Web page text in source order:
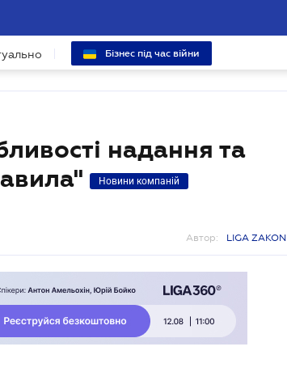
Бізнес під час війни
надання та
Новини компаній
Автор: LIGA ZAKON